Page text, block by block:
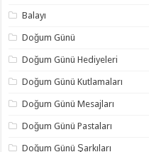
Balayı
Doğum Günü
Doğum Günü Hediyeleri
Doğum Günü Kutlamaları
Doğum Günü Mesajları
Doğum Günü Pastaları
Doğum Günü Şarkıları